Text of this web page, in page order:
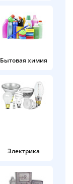
Бытовая химия
Электрика
раз в 2